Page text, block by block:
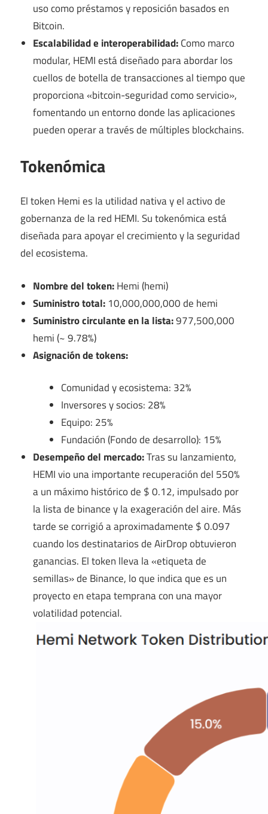
uso como préstamos y reposición basados ​​en
Bitcoin.
Escalabilidad e interoperabilidad:Como marco
modular, HEMI está diseñado para abordar los
cuellos de botella de transacciones al tiempo que
proporciona «bitcoin-seguridad como servicio»,
fomentando un entorno donde las aplicaciones
pueden operar a través de múltiples blockchains.
Tokenómica
El token Hemi es la utilidad nativa y el activo de
gobernanza de la red HEMI. Su tokenómica está
diseñada para apoyar el crecimiento y la seguridad
del ecosistema.
Nombre del token:Hemi (hemi)
Suministro total: 10,000,000,000 de hemi
Suministro circulante en la lista:977,500,000
hemi (~ 9.78%)
Asignación de tokens:
Comunidad y ecosistema: 32%
Inversores y socios: 28%
Equipo: 25%
Fundación (Fondo de desarrollo): 15%
Desempeño del mercado:Tras su lanzamiento,
HEMI vio una importante recuperación del 550%
a un máximo histórico de $ 0.12, impulsado por
la lista de binance y la exageración del aire. Más
tarde se corrigió a aproximadamente $ 0.097
cuando los destinatarios de AirDrop obtuvieron
ganancias. El token lleva la «etiqueta de
semillas» de Binance, lo que indica que es un
proyecto en etapa temprana con una mayor
volatilidad potencial.